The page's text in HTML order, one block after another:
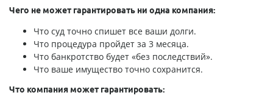
Чего не может гарантировать ни одна компания:
Что суд точно спишет все ваши долги.
Что процедура пройдет за 3 месяца.
Что банкротство будет «без последствий».
Что ваше имущество точно сохранится.
Что компания может гарантировать: